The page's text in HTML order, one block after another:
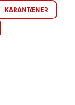
KARANTÆNER